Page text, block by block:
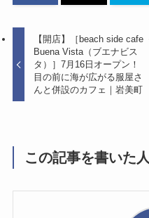
【開店】［beach side cafe
Buena Vista（ブエナビス
タ）］7月16日オープン！
目の前に海が広がる服屋さ
んと併設のカフェ｜岩美町
この記事を書いた人